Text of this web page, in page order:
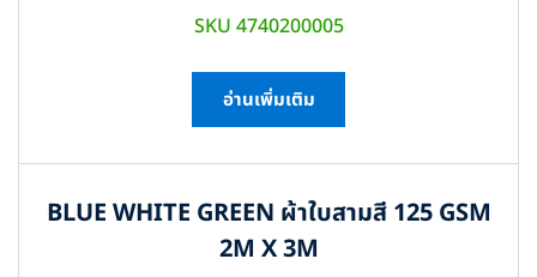
SKU 4740200005
อ่านเพิ่มเติม
BLUE WHITE GREEN ผ้าใบสามสี 125 GSM
2M X 3M